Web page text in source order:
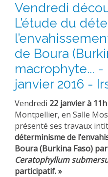
Vendredi
L’étude du
de Boura
macrophyte... -
janvier 2016 -
Vendredi 22 janvier à 11h
Montpellier, en Salle
présenté ses travaux
déterminisme de
Boura (Burkina Faso)
Ceratophyllum
participatif. »